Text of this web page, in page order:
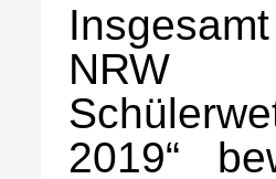
NRW
2019“